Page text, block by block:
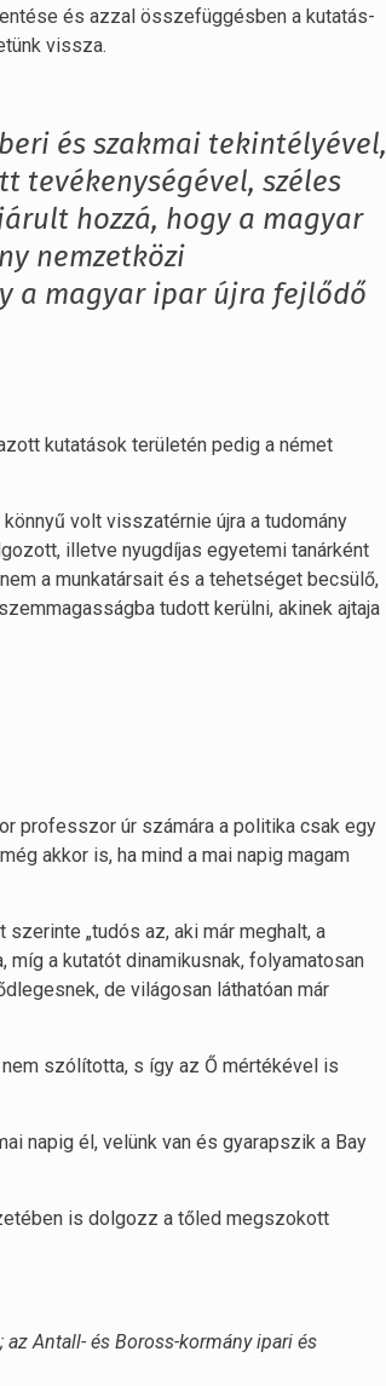
és azzal összefüggésben a kutatás-
vissza.
és szakmai tekintélyével,
tevékenységével, széles
hozzá, hogy a magyar
nemzetközi
a magyar ipar újra fejlődő
kutatások területén pedig a német
volt visszatérnie újra a tudomány
illetve nyugdíjas egyetemi tanárként
a munkatársait és a tehetséget becsülő,
tudott kerülni, akinek ajtaja
professzor úr számára a politika csak egy
akkor is, ha mind a mai napig magam
„tudós az, aki már meghalt, a
a kutatót dinamikusnak, folyamatosan
de világosan láthatóan már
szólította, s így az Ő mértékével is
napig él, velünk van és gyarapszik a Bay
is dolgozz a tőled megszokott
Antall- és Boross-kormány ipari és